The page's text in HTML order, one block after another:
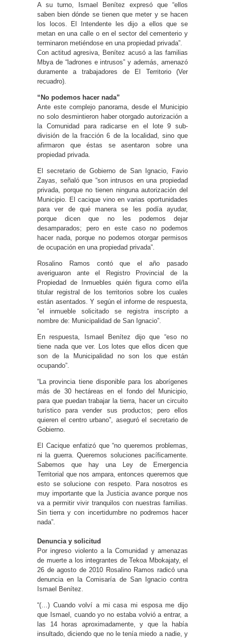
A su turno, Ismael Benítez expresó que “ellos
saben bien dónde se tienen que meter y se hacen
los locos. El Intendente les dijo a ellos que se
metan en una calle o en el sector del cementerio y
terminaron metiéndose en una propiedad privada”.
Con actitud agresiva, Benítez acusó a las familias
Mbya de “ladrones e intrusos” y además, amenazó
duramente a trabajadores de El Territorio (Ver
recuadro).
“No podemos hacer nada”
Ante este complejo panorama, desde el Municipio
no solo desmintieron haber otorgado autorización a
la Comunidad para radicarse en el lote 9 sub-
división de la fracción 6 de la localidad, sino que
afirmaron que éstas se asentaron sobre una
propiedad privada.
El secretario de Gobierno de San Ignacio, Favio
Zayas, señaló que “son intrusos en una propiedad
privada, porque no tienen ninguna autorización del
Municipio. El cacique vino en varias oportunidades
para ver de qué manera se les podía ayudar,
porque dicen que no les podemos dejar
desamparados; pero en este caso no podemos
hacer nada, porque no podemos otorgar permisos
de ocupación en una propiedad privada”.
Rosalino Ramos contó que el año pasado
averiguaron ante el Registro Provincial de la
Propiedad de Inmuebles quién figura como el/la
titular registral de los territorios sobre los cuales
están asentados. Y según el informe de respuesta,
“el inmueble solicitado se registra inscripto a
nombre de: Municipalidad de San Ignacio”.
En respuesta, Ismael Benítez dijo que “eso no
tiene nada que ver. Los lotes que ellos dicen que
son de la Municipalidad no son los que están
ocupando”.
“La provincia tiene disponible para los aborígenes
más de 30 hectáreas en el fondo del Municipio,
para que puedan trabajar la tierra, hacer un circuito
turístico para vender sus productos; pero ellos
quieren el centro urbano”, aseguró el secretario de
Gobierno.
El Cacique enfatizó que “no queremos problemas,
ni la guerra. Queremos soluciones pacíficamente.
Sabemos que hay una Ley de Emergencia
Territorial que nos ampara, entonces queremos que
esto se solucione con respeto. Para nosotros es
muy importante que la Justicia avance porque nos
va a permitir vivir tranquilos con nuestras familias.
Sin tierra y con incertidumbre no podremos hacer
nada”.
Denuncia y solicitud
Por ingreso violento a la Comunidad y amenazas
de muerte a los integrantes de Tekoa Mbokajaty, el
26 de agosto de 2010 Rosalino Ramos radicó una
denuncia en la Comisaría de San Ignacio contra
Ismael Benítez.
“(…) Cuando volví a mi casa mi esposa me dijo
que Ismael, cuando yo no estaba volvió a entrar, a
las 14 horas aproximadamente, y que la había
insultado, diciendo que no le tenía miedo a nadie, y